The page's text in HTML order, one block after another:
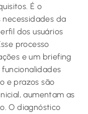
É o
da
dos usuários
processo
e um briefing
e prazos são
aumentam as
O diagnóstico